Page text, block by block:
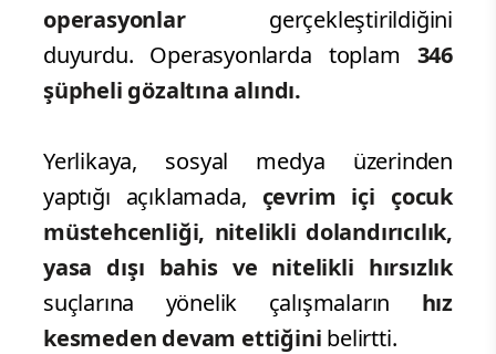
operasyonlargerçekleştirildiğini
duyurdu. Operasyonlarda toplam 346
şüpheli gözaltına alındı.
Yerlikaya, sosyal medya üzerinden
yaptığı açıklamada, çevrim içi çocuk
müstehcenliği, nitelikli dolandırıcılık,
yasa dışı bahis ve nitelikli hırsızlık
suçlarına yönelik çalışmaların hız
kesmeden devam ettiğini belirtti.